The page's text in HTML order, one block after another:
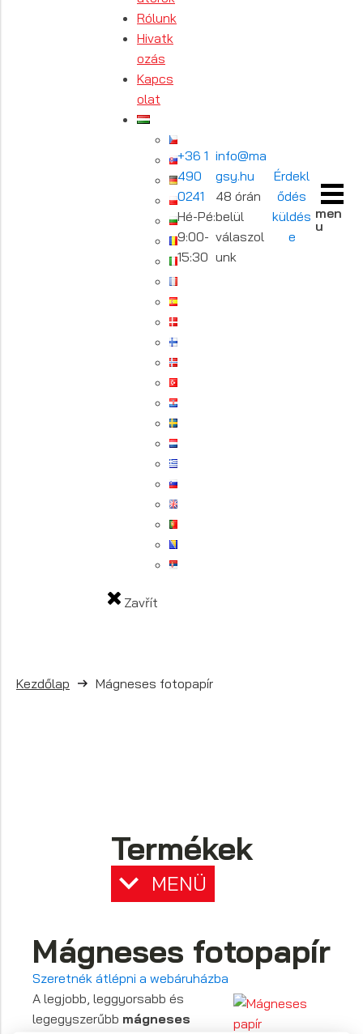
Rólunk
Hivatk
ozás
Kapcs
olat
Zavřít
+36 1
490
0241
Hé-Pé:
9:00-
15:30
info@ma
gsy.hu
48 órán
belül
válaszol
unk
Érdekl
ődés
küldés
e
men
u
Kezdőlap Mágneses fotopapír
Termékek
MENÜ
Mágneses fotopapír
Szeretnék átlépni a webáruházba
A legjobb, leggyorsabb és
legegyszerűbb mágneses